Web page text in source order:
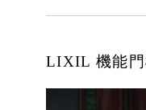
LIXIL 機能門